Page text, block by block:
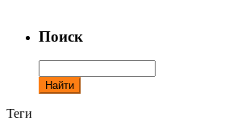
Поиск
Теги